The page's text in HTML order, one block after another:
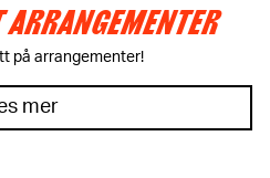
på arrangementer!
mer